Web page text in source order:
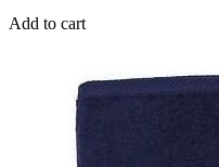
Add to cart